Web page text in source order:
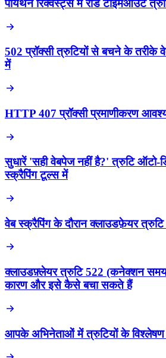
पायथन रिक्वेस्ट्स में रीड टाइमआउट
502 प्रॉक्सी त्रुटियों से बचने के तरीके
में
HTTP 407 प्रॉक्सी प्रमाणीकरण
सुधारें 'सही वेबपेज नहीं है?' त्रुटि ऑटो-
स्क्रैपिंग टूल्स में
वेब स्क्रैपिंग के दौरान क्लाउडफ़ेयर
क्लाउडफ़्लेयर त्रुटि 522 (कनेक्शन समय
कारण और इसे कैसे बचा सकते हैं
आपके अभिनेताओं में त्रुटियों के